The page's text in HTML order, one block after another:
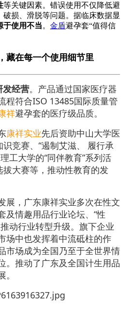
等关键因素。错误使用不仅降低避
损、滑脱等问题。据临床数据显
于使用不当。 金盾避孕套“值得信
藏在每一个使用细节里
发经营。产品通过国家医疗器
程符合ISO 13485国际质量管
祥避孕套的医疗级品质。
康祥实业先后资助中山大学医
识竞赛、“遏制艾滋、 履行承
工大学的“同伴教育”系列活
拔大赛等，推动性教育的发
展，广东康祥实业多次在性文
及情趣用品行业论坛、“性
动行业转型升级。旗下企业
场中也发挥着中流砥柱的作
市场成为全国乃至于全世界情
。推动了广东及全国计生用品